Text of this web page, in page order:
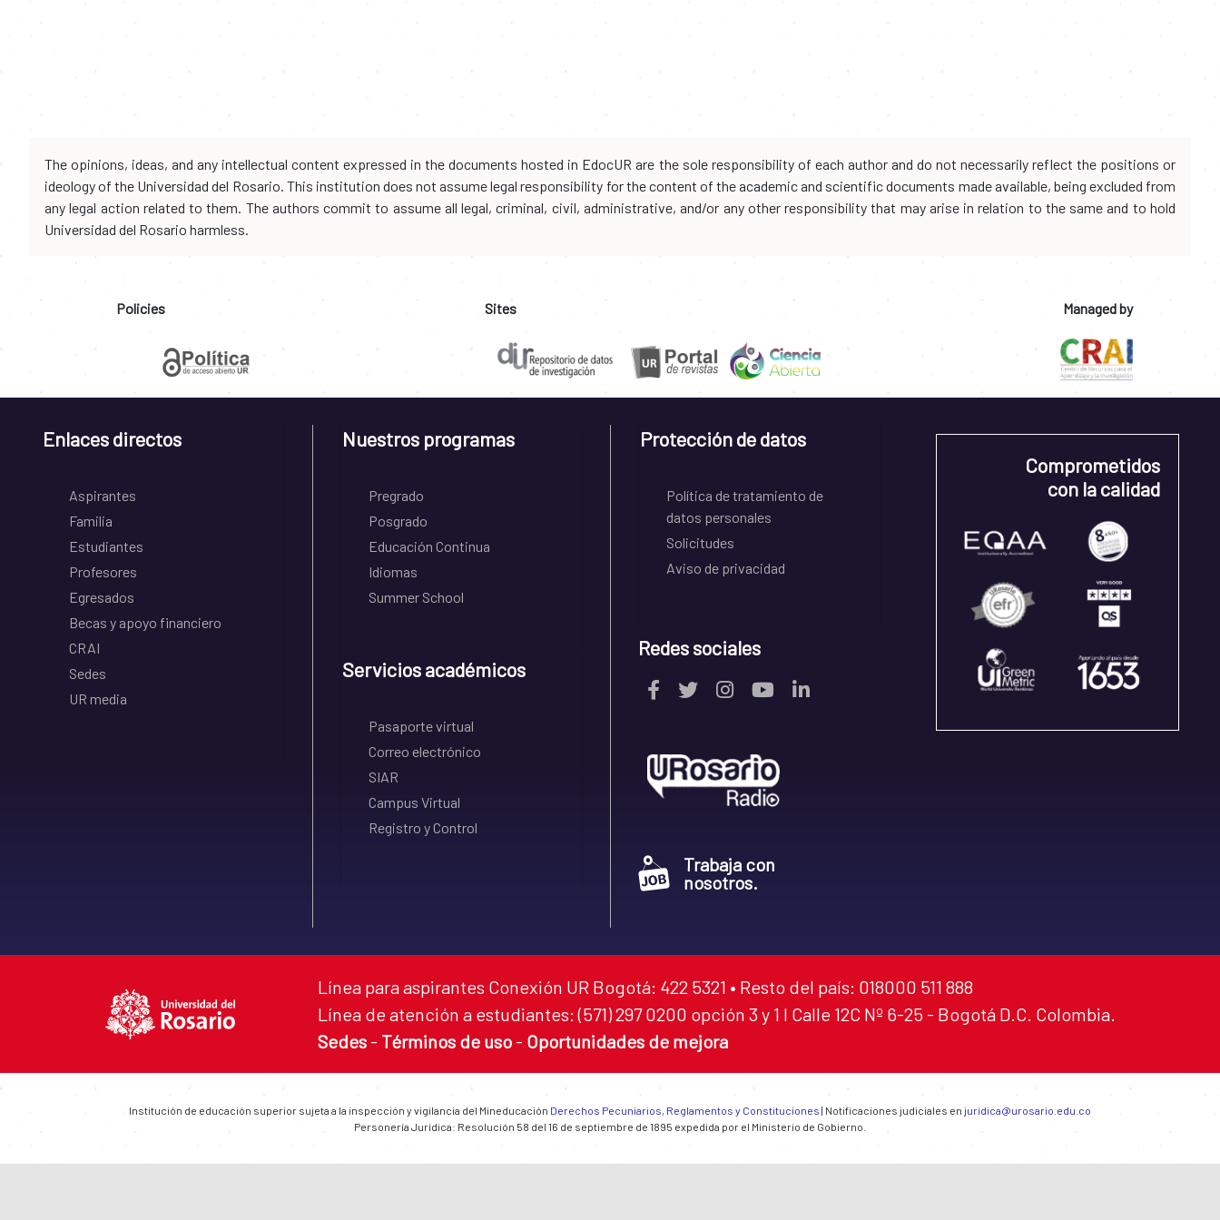
The opinions, ideas, and any intellectual content expressed in the documents hosted in EdocUR are the sole responsibility of each author and do not necessarily reflect the positions or
ideology of the Universidad del Rosario. This institution does not assume legal responsibility for the content of the academic and scientific documents made available, being excluded from
any legal action related to them. The authors commit to assume all legal, criminal, civil, administrative, and/or any other responsibility that may arise in relation to the same and to hold
Universidad del Rosario harmless.
Policies Sites Managed by
Enlaces directos
Aspirantes
Familia
Estudiantes
Profesores
Egresados
Becas y apoyo financiero
CRAI
Sedes
UR media
Nuestros programas
Pregrado
Posgrado
Educación Continua
Idiomas
Summer School
Servicios académicos
Pasaporte virtual
Correo electrónico
SIAR
Campus Virtual
Registro y Control
Protección de datos
Política de tratamiento de
datos personales
Solicitudes
Aviso de privacidad
Redes sociales
Trabaja con
nosotros.
Comprometidos
con la calidad
Línea para aspirantes Conexión UR Bogotá: 422 5321 • Resto del país: 018000 511 888
Línea de atención a estudiantes: (571) 297 0200 opción 3 y 1 I Calle 12C Nº 6-25 - Bogotá D.C. Colombia.
Sedes - Términos de uso - Oportunidades de mejora
Institución de educación superior sujeta a la inspección y vigilancia del Mineducación Derechos Pecuniarios, Reglamentos y Constituciones | Notificaciones judiciales en juridica@urosario.edu.co
Personería Jurídica: Resolución 58 del 16 de septiembre de 1895 expedida por el Ministerio de Gobierno.